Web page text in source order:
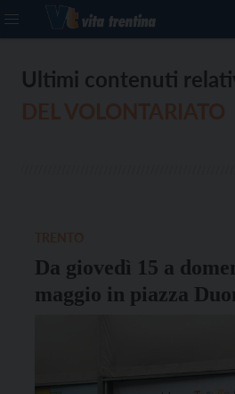
Ultimi contenuti
Da giovedì 15 a
maggio in piazza